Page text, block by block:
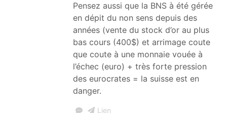
Pensez aussi que la BNS à été gérée
en dépit du non sens depuis des
années (vente du stock d’or au plus
bas cours (400$) et arrimage coute
que coute à une monnaie vouée à
l’échec (euro) + très forte pression
des eurocrates = la suisse est en
danger.
Lien